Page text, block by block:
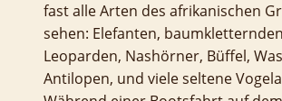
fast alle Arten des afrikanischen
sehen: Elefanten,
Leoparden, Nashörner, Büffel,
Antilopen, und viele seltene